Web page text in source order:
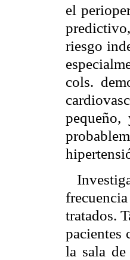
el
riesgo
cols.
tratados.
pacientes
la sala